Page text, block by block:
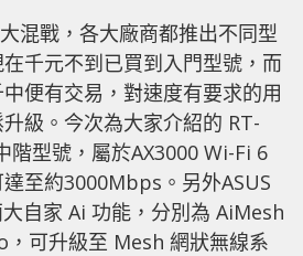
混戰，各大廠商都推出不同型
千元不到已買到入門型號，而
便有交易，對速度有要求的用
級。今次為大家介紹的 RT-
階型號，屬於AX3000 Wi-Fi 6
至約3000Mbps。另外ASUS
自家 Ai 功能，分別為 AiMesh
可升級至 Mesh 網狀無線系